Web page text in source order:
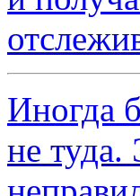
Иногда
не